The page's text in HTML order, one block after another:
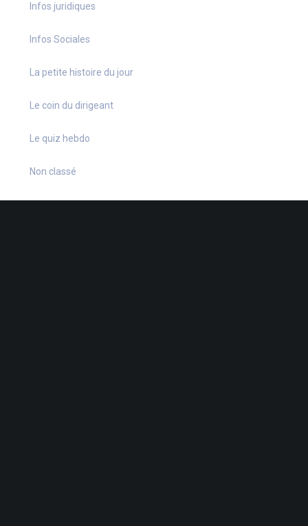
Infos juridiques
Infos Sociales
La petite histoire du jour
Le coin du dirigeant
Le quiz hebdo
Non classé